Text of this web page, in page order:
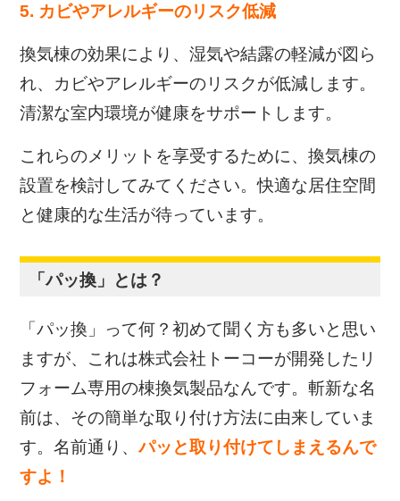
5. カビやアレルギーのリスク低減
換気棟の効果により、湿気や結露の軽減が図ら
れ、カビやアレルギーのリスクが低減します。
清潔な室内環境が健康をサポートします。
これらのメリットを享受するために、換気棟の
設置を検討してみてください。快適な居住空間
と健康的な生活が待っています。
「パッ換」とは？
「パッ換」って何？初めて聞く方も多いと思い
ますが、これは株式会社トーコーが開発したリ
フォーム専用の棟換気製品なんです。斬新な名
前は、その簡単な取り付け方法に由来していま
す。名前通り、パッと取り付けてしまえるんで
すよ！